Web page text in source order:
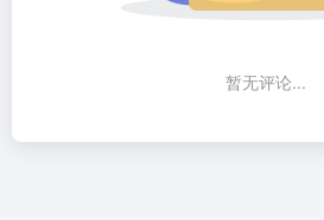
暂无评论...